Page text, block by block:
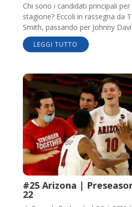
Chi sono i candidati principali
stagione? Eccoli in rassegna da
Smith, passando per Johnny
LEGGI TUTTO
#25 Arizona |
22